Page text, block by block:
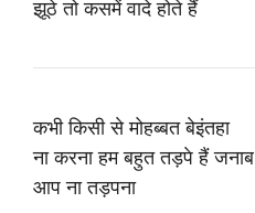
झूठे तो कसमें वादे होते हैं
कभी किसी से मोहब्बत बेइंतहा
ना करना हम बहुत तड़पे हैं जनाब
आप ना तड़पना